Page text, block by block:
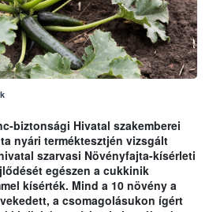
biztonsági Hivatal szakemberei
nyári terméktesztjén vizsgált
szarvasi Növényfajta-kísérleti
egészen a cukkinik
kísérték. Mind a 10 növény a
a csomagolásukon ígért